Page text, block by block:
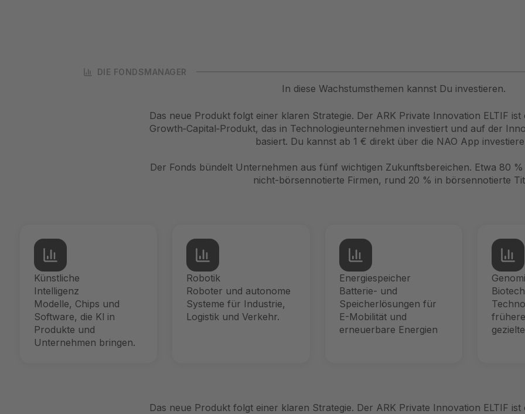
DIE FONDSMANAGER
In diese Wachstumsthemen kannst Du investieren.
Das neue Produkt folgt einer klaren Strategie. Der ARK Private Innovation ELTIF
Growth‑Capital‑Produkt, das in Technologieunternehmen investiert und auf der
basiert. Du kannst ab 1 € direkt über die NAO App
Der Fonds bündelt Unternehmen aus fünf wichtigen Zukunftsbereichen. Etwa 80
nicht-börsennotierte Firmen, rund 20 % in börsennotierte
Künstliche
Intelligenz
Modelle, Chips und
Software, die Kl in
Produkte und
Unternehmen bringen.
Robotik
Roboter und autonome
Systeme für Industrie,
Logistik und Verkehr.
Energiespeicher
Batterie- und
Speicherlösungen für
E-Mobilität und
erneuerbare Energien
Das neue Produkt folgt einer klaren Strategie. Der ARK Private Innovation ELTIF